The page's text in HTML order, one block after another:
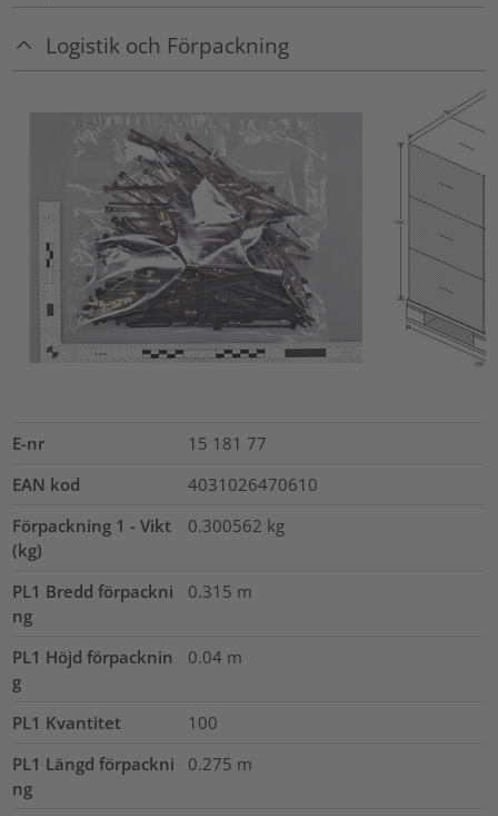
Logistik och Förpackning
E-nr
15 181 77
EAN kod
4031026470610
Förpackning 1 - Vikt
(kg)
0.300562 kg
PL1 Bredd förpackni
ng
0.315 m
PL1 Höjd förpacknin
g
0.04 m
PL1 Kvantitet
100
PL1 Längd förpackni
ng
0.275 m